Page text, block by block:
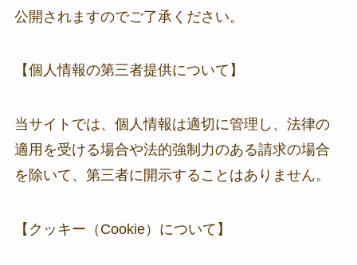
公開されますのでご了承ください。
【個人情報の第三者提供について】
当サイトでは、個人情報は適切に管理し、法律の
適用を受ける場合や法的強制力のある請求の場合
を除いて、第三者に開示することはありません。
【クッキー（Cookie）について】